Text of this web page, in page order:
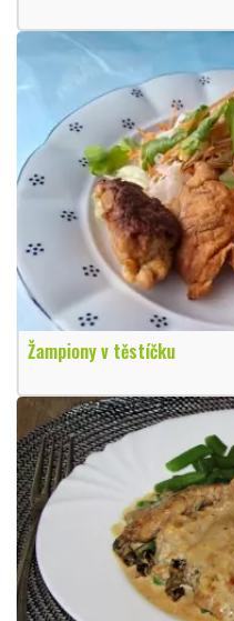
Žampiony v těstíčku